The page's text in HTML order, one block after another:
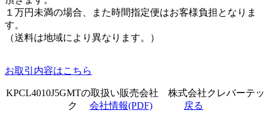
１万円未満の場合、また時間指定便はお客様負担となりま
す。
（送料は地域により異なります。）
お取引内容はこちら
KPCL4010J5GMTの取扱い販売会社 株式会社クレバーテッ
ク 会社情報(PDF) 戻る